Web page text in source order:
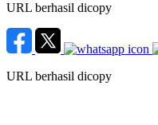
URL berhasil dicopy
URL berhasil dicopy